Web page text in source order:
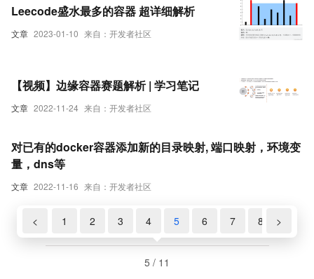
文章 2023-01-10 来自：开发者社区
Leecode盛水最多的容器 超详细解析
文章 2022-11-24 来自：开发者社区
【视频】边缘容器赛题解析 | 学习笔记
文章 2022-11-16 来自：开发者社区
对已有的docker容器添加新的目录映射, 端口映射，环境变
量，dns等
< 1 2 3 4 5 6 7 8 >
5 / 11